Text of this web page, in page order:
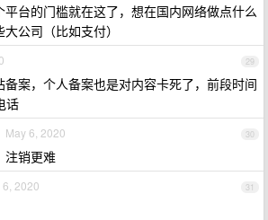
平台的门槛就在这了，想在国内网络做点什么
公司（比如支付）
29
备案，个人备案也是对内容卡死了，前段时间
话
30
May 6, 2020
注销更难
31
6, 2020